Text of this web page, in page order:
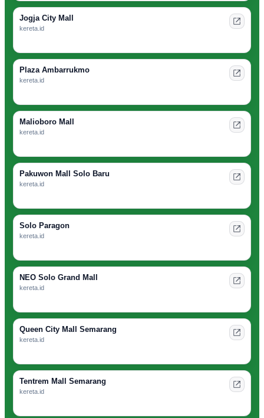
Jogja City Mall
kereta.id
Plaza Ambarrukmo
kereta.id
Malioboro Mall
kereta.id
Pakuwon Mall Solo Baru
kereta.id
Solo Paragon
kereta.id
NEO Solo Grand Mall
kereta.id
Queen City Mall Semarang
kereta.id
Tentrem Mall Semarang
kereta.id